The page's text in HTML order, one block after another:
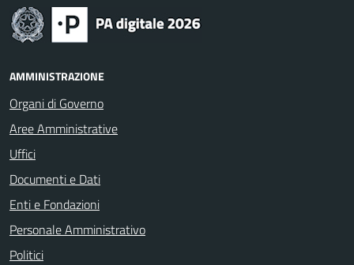
AMMINISTRAZIONE
Organi di Governo
Aree Amministrative
Uffici
Documenti e Dati
Enti e Fondazioni
Personale Amministrativo
Politici